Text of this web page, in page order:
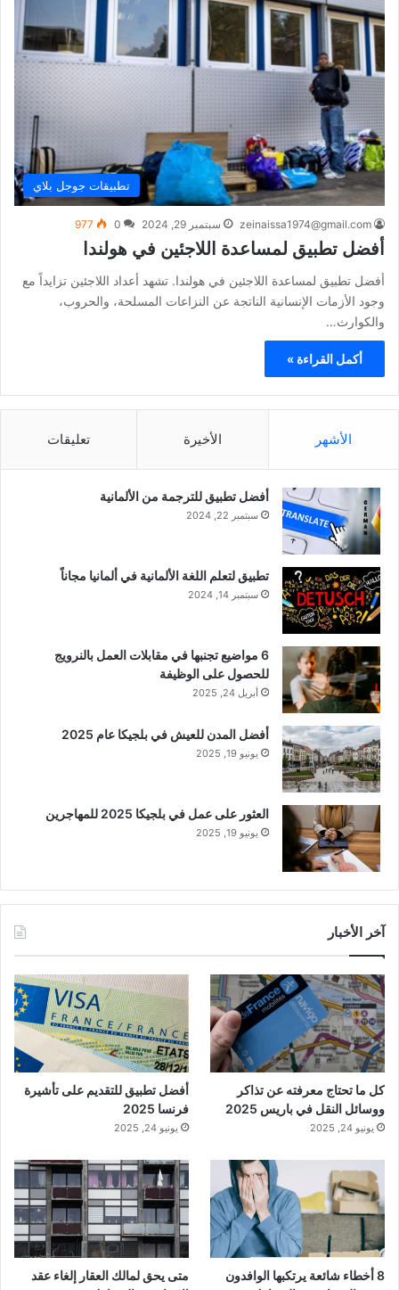
تطبيقات جوجل بلاي
zeinaissa1974@gmail.com سبتمبر 29, 2024 0
977
أفضل تطبيق لمساعدة اللاجئين في هولندا
أفضل تطبيق لمساعدة اللاجئين في هولندا. تشهد أعداد اللاجئين تزايداً مع
وجود الأزمات الإنسانية الناتجة عن النزاعات المسلحة، والحروب،
والكوارث…
أكمل القراءة »
الأشهر الأخيرة تعليقات
أفضل تطبيق للترجمة من الألمانية
سبتمبر 22, 2024
تطبيق لتعلم اللغة الألمانية في ألمانيا مجاناً
سبتمبر 14, 2024
6 مواضيع تجنبها في مقابلات العمل بالنرويج
للحصول على الوظيفة
أبريل 24, 2025
أفضل المدن للعيش في بلجيكا عام 2025
يونيو 19, 2025
العثور على عمل في بلجيكا 2025 للمهاجرين
يونيو 19, 2025
آخر الأخبار
كل ما تحتاج معرفته عن تذاكر
ووسائل النقل في باريس 2025
يونيو 24, 2025
أفضل تطبيق للتقديم على تأشيرة
فرنسا 2025
يونيو 24, 2025
8 أخطاء شائعة يرتكبها الوافدون
متى يحق لمالك العقار إلغاء عقد